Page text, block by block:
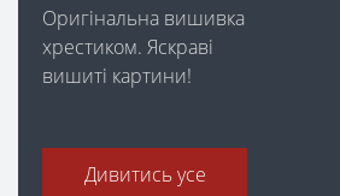
Оригінальна вишивка
хрестиком. Яскраві
вишиті картини!
Дивитись усе